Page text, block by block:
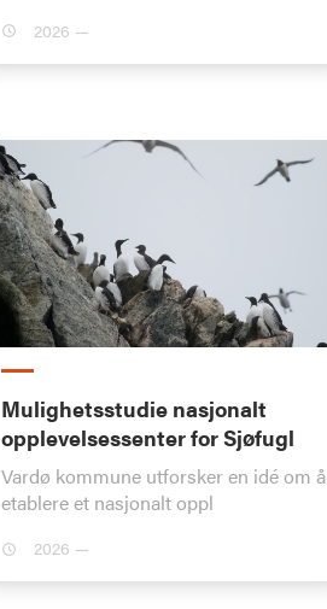
2026 —
Mulighetsstudie nasjonalt
opplevelsessenter for Sjøfugl
Vardø kommune utforsker en idé om å
etablere et nasjonalt oppl
2026 —